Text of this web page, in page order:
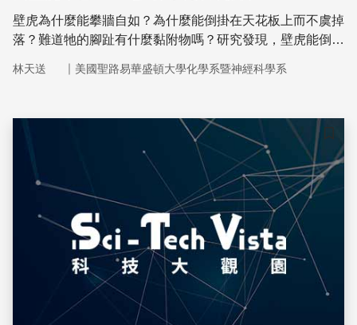
壁虎為什麼能攀牆自如？為什麼能倒掛在天花板上而不虞掉
落？難道牠的腳趾有什麼黏附物嗎？研究發現，壁虎能倒置
靠著牠的特殊腳趾結構。
林天送 ｜ 美國聖路易華盛頓大學化學系暨神經科學系
儲存